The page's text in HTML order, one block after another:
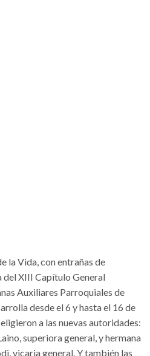
la Vida, con entrañas de
del XIII Capítulo General
Auxiliares Parroquiales de
desde el 6 y hasta el 16 de
a las nuevas autoridades:
superiora general, y hermana
vicaria general. Y también las